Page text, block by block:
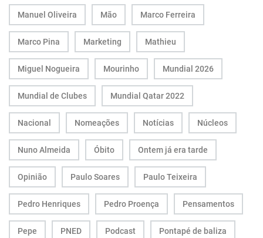
Manuel Oliveira Mão Marco Ferreira
Marco Pina Marketing Mathieu
Miguel Nogueira Mourinho Mundial 2026
Mundial de Clubes Mundial Qatar 2022
Nacional Nomeações Notícias Núcleos
Nuno Almeida Óbito Ontem já era tarde
Opinião Paulo Soares Paulo Teixeira
Pedro Henriques Pedro Proença Pensamentos
Pepe PNED Podcast Pontapé de baliza